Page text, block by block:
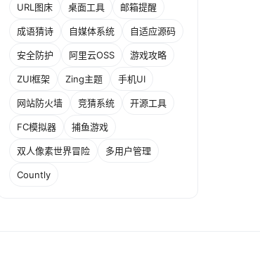
URL图床 桌面工具 邮箱提醒
成语猜诗 自媒体系统 自适应源码
安全防护 阿里云OSS 游戏攻略
ZUI框架 Zing主题 手机UI
网站防火墙 竞猜系统 开源工具
FC模拟器 捕鱼游戏
双人像素世界冒险 多用户管理
Countly